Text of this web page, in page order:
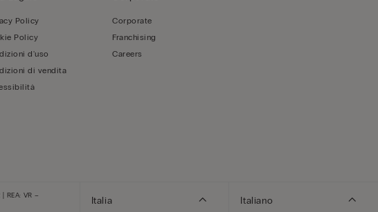
Policy
Policy
d'uso
di vendita
Corporate
Franchising
Careers
REA: VR –
Italia Italiano